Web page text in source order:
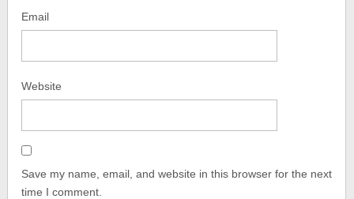
Email
Website
Save my name, email, and website in this browser for the next
time I comment.